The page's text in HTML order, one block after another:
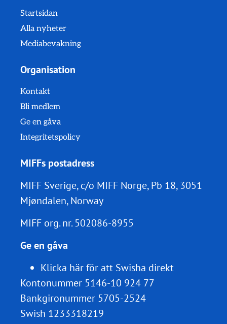
Startsidan
Alla nyheter
Mediabevakning
Organisation
Kontakt
Bli medlem
Ge en gåva
Integritetspolicy
MIFFs postadress
MIFF Sverige, c/o MIFF Norge, Pb 18, 3051
Mjøndalen, Norway
MIFF org. nr.502086-8955
Ge en gåva
Klicka här för att Swisha direkt
Kontonummer 5146-10 924 77
Bankgironummer 5705-2524
Swish 1233318219